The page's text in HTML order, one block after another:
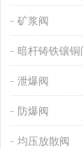
矿浆阀
暗杆铸铁镶铜
泄爆阀
防爆阀
均压放散阀